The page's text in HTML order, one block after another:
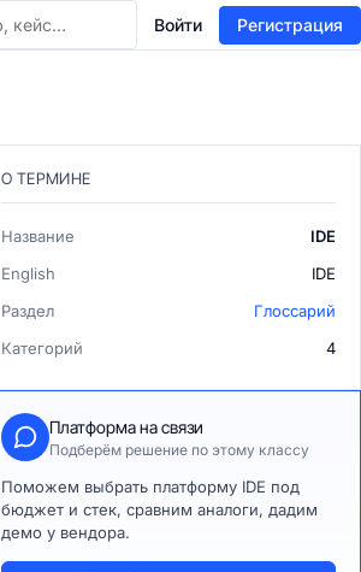
Войти Регистрация
О ТЕРМИНЕ
Название
IDE
English
IDE
Раздел
Глоссарий
Категорий
4
Платформа на связи
Подберём решение по этому классу
Поможем выбрать платформу IDE под
бюджет и стек, сравним аналоги, дадим
демо у вендора.